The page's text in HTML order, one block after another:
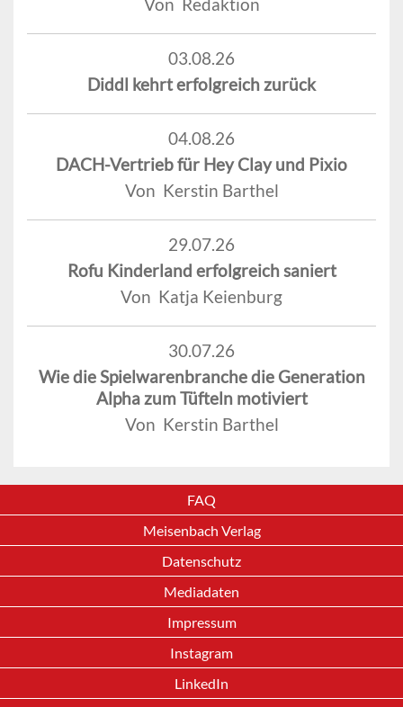
Von Redaktion
03.08.26
Diddl kehrt erfolgreich zurück
04.08.26
DACH-Vertrieb für Hey Clay und Pixio
Von Kerstin Barthel
29.07.26
Rofu Kinderland erfolgreich saniert
Von Katja Keienburg
30.07.26
Wie die Spielwarenbranche die Generation
Alpha zum Tüfteln motiviert
Von Kerstin Barthel
FAQ
Meisenbach Verlag
Datenschutz
Mediadaten
Impressum
Instagram
LinkedIn